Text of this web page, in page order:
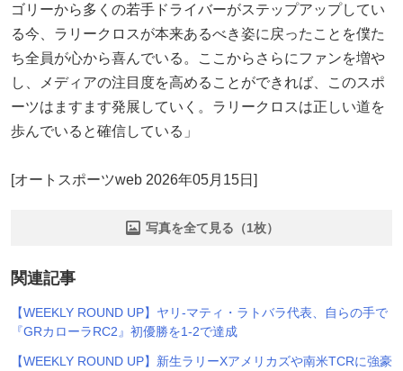
ゴリーから多くの若手ドライバーがステップアップしてい
る今、ラリークロスが本来あるべき姿に戻ったことを僕た
ち全員が心から喜んでいる。ここからさらにファンを増や
し、メディアの注目度を高めることができれば、このスポ
ーツはますます発展していく。ラリークロスは正しい道を
歩んでいると確信している」
[オートスポーツweb 2026年05月15日]
写真を全て見る（1枚）
関連記事
【WEEKLY ROUND UP】ヤリ-マティ・ラトバラ代表、自らの手で
『GRカローラRC2』初優勝を1-2で達成
【WEEKLY ROUND UP】新生ラリーXアメリカズや南米TCRに強豪